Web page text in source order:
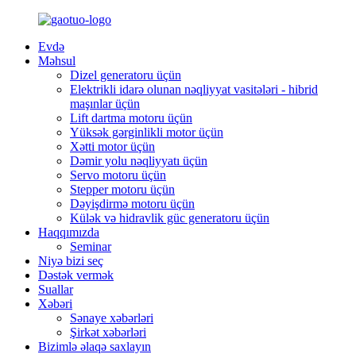
Evdə
Məhsul
Dizel generatoru üçün
Elektrikli idarə olunan nəqliyyat vasitələri - hibrid
maşınlar üçün
Lift dartma motoru üçün
Yüksək gərginlikli motor üçün
Xətti motor üçün
Dəmir yolu nəqliyyatı üçün
Servo motoru üçün
Stepper motoru üçün
Dəyişdirmə motoru üçün
Külək və hidravlik güc generatoru üçün
Haqqımızda
Seminar
Niyə bizi seç
Dəstək vermək
Suallar
Xəbəri
Sənaye xəbərləri
Şirkət xəbərləri
Bizimlə əlaqə saxlayın